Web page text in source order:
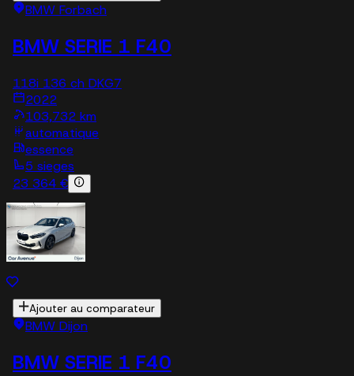
BMW Forbach
BMW SERIE 1 F40
118i 136 ch DKG7
2022
103,732 km
automatique
essence
5 sieges
23 364 €
Ajouter au comparateur
BMW Dijon
BMW SERIE 1 F40